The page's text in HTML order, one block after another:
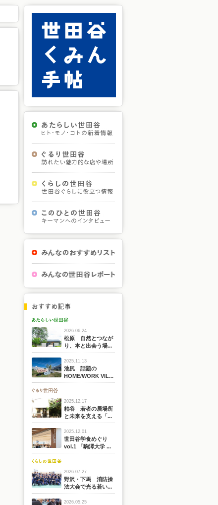
2026.06.24
松原 自然とつなが
り、本と出会う場...
2025.11.13
池尻 話題の
HOME/WORK VIL...
2025.12.17
粕谷 若者の居場所
と未来を支える「...
2025.12.01
世田谷学食めぐり
vol.1 「駒澤大学 ...
2026.07.27
野沢・下馬 消防操
法大会で光る若い...
2026.05.25